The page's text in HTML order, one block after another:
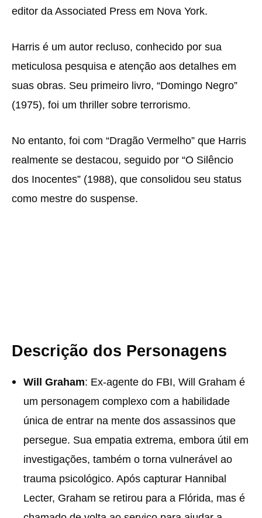
editor da Associated Press em Nova York.
Harris é um autor recluso, conhecido por sua
meticulosa pesquisa e atenção aos detalhes em
suas obras. Seu primeiro livro, “Domingo Negro”
(1975), foi um thriller sobre terrorismo.
No entanto, foi com “Dragão Vermelho” que Harris
realmente se destacou, seguido por “O Silêncio
dos Inocentes” (1988), que consolidou seu status
como mestre do suspense.
Descrição dos Personagens
Will Graham: Ex-agente do FBI, Will Graham é
um personagem complexo com a habilidade
única de entrar na mente dos assassinos que
persegue. Sua empatia extrema, embora útil em
investigações, também o torna vulnerável ao
trauma psicológico. Após capturar Hannibal
Lecter, Graham se retirou para a Flórida, mas é